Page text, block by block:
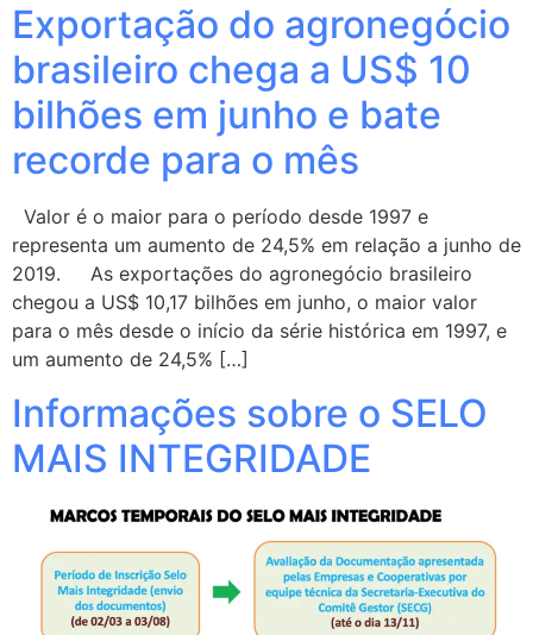
Exportação do agronegócio
brasileiro chega a US$ 10
bilhões em junho e bate
recorde para o mês
Valor é o maior para o período desde 1997 e
representa um aumento de 24,5% em relação a junho de
2019. As exportações do agronegócio brasileiro
chegou a US$ 10,17 bilhões em junho, o maior valor
para o mês desde o início da série histórica em 1997, e
um aumento de 24,5% […]
Informações sobre o SELO
MAIS INTEGRIDADE